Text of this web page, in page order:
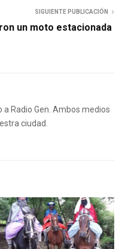
SIGUIENTE PUBLICACIÓN
un moto estacionada
Radio Gen. Ambos medios
ciudad.